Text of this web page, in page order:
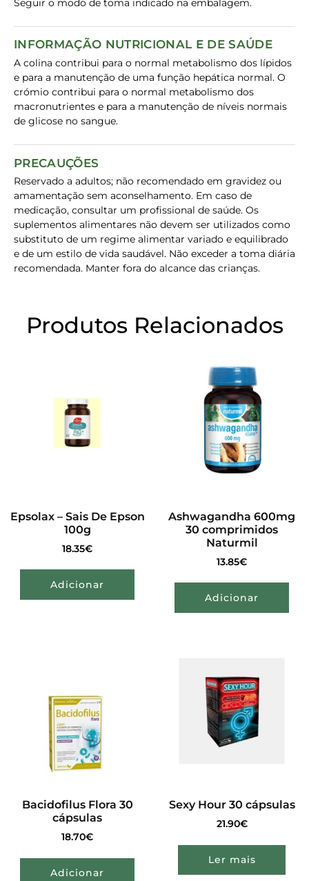
INFORMAÇÃO NUTRICIONAL E DE SAÚDE
A colina contribui para o normal metabolismo dos lípidos
e para a manutenção de uma função hepática normal. O
crómio contribui para o normal metabolismo dos
macronutrientes e para a manutenção de níveis normais
de glicose no sangue.
PRECAUÇÕES
Reservado a adultos; não recomendado em gravidez ou
amamentação sem aconselhamento. Em caso de
medicação, consultar um profissional de saúde. Os
suplementos alimentares não devem ser utilizados como
substituto de um regime alimentar variado e equilibrado
e de um estilo de vida saudável. Não exceder a toma diária
recomendada. Manter fora do alcance das crianças.
Produtos Relacionados
Epsolax – Sais De Epson
100g
18.35€
Adicionar
Ashwagandha 600mg
30 comprimidos
Naturmil
13.85€
Adicionar
Bacidofilus Flora 30
cápsulas
18.70€
Adicionar
Sexy Hour 30 cápsulas
21.90€
Ler mais